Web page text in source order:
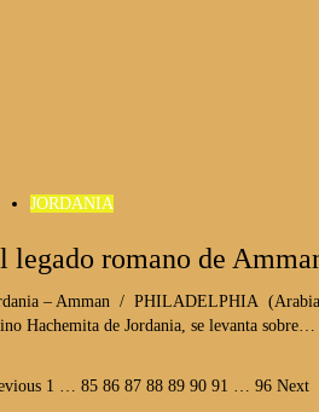
JORDANIA
legado romano de
– Amman / PHILADELPHIA
Hachemita de Jordania, se levanta sobre…
1 … 85 86 87 88 89 90 91 … 96 Next